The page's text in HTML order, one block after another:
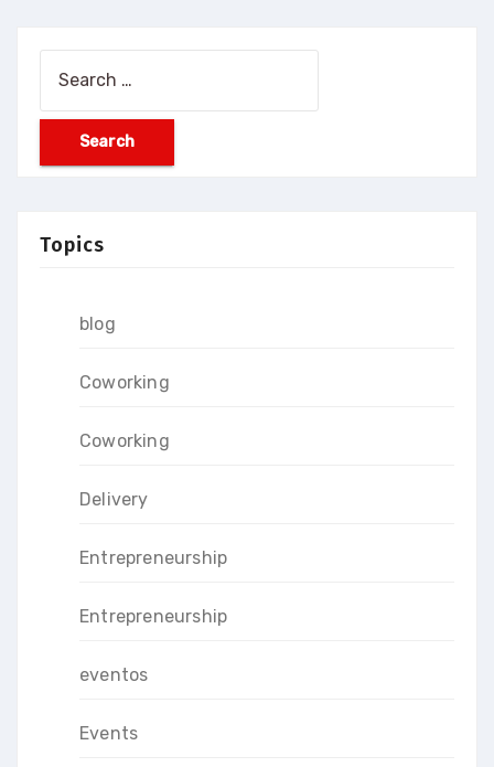
Topics
blog
Coworking
Coworking
Delivery
Entrepreneurship
Entrepreneurship
eventos
Events